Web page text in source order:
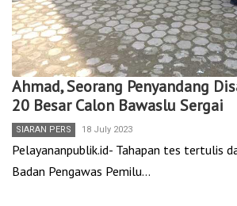
Ahmad, Seorang Penyandang
20 Besar Calon Bawaslu Sergai
SIARAN PERS 18 July 2023
Pelayananpublik.id- Tahapan tes tertulis
Badan Pengawas Pemilu…